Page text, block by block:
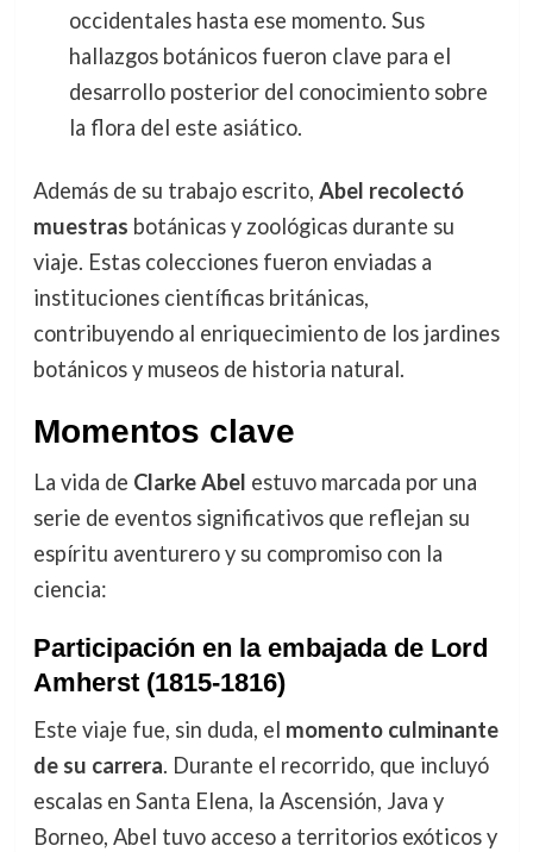
occidentales hasta ese momento. Sus
hallazgos botánicos fueron clave para el
desarrollo posterior del conocimiento sobre
la flora del este asiático.
Además de su trabajo escrito, Abel recolectó
muestras botánicas y zoológicas durante su
viaje. Estas colecciones fueron enviadas a
instituciones científicas británicas,
contribuyendo al enriquecimiento de los jardines
botánicos y museos de historia natural.
Momentos clave
La vida de Clarke Abel estuvo marcada por una
serie de eventos significativos que reflejan su
espíritu aventurero y su compromiso con la
ciencia:
Participación en la embajada de Lord
Amherst (1815-1816)
Este viaje fue, sin duda, el momento culminante
de su carrera. Durante el recorrido, que incluyó
escalas en Santa Elena, la Ascensión, Java y
Borneo, Abel tuvo acceso a territorios exóticos y